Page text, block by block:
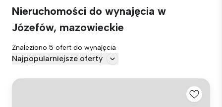
Nieruchomości do wynajęcia w
Józefów, mazowieckie
Znaleziono 5 ofert do wynajęcia
Najpopularniejsze oferty